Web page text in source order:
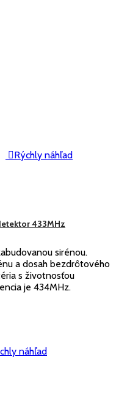
Rýchly náhľad
433MHz
sirénou.
a dosah bezdrôtového
s životnosťou
je 434MHz.
náhľad